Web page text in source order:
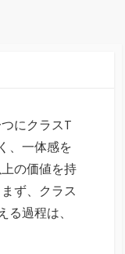
にクラスT
、一体感を
の価値を持
ず、クラス
過程は、